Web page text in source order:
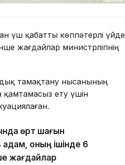
үш қабатты көппәтерлі үйде
жағдайлар министрлігінің
тамақтану нысанының
қамтамасыз ету үшін
өрт шағын
адам, оның ішінде 6
жағдайлар